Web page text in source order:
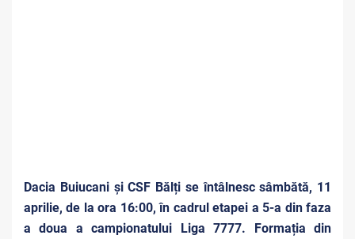
Dacia Buiucani și CSF Bălți se întâlnesc sâmbătă, 11
aprilie, de la ora 16:00, în cadrul etapei a 5-a din faza
a doua a campionatului Liga 7777. Formația din